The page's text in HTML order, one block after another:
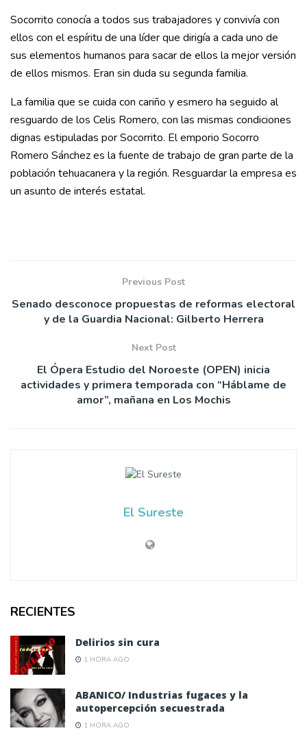
Socorrito conocía a todos sus trabajadores y convivía con
ellos con el espíritu de una líder que dirigía a cada uno de
sus elementos humanos para sacar de ellos la mejor versión
de ellos mismos. Eran sin duda su segunda familia.
La familia que se cuida con cariño y esmero ha seguido al
resguardo de los Celis Romero, con las mismas condiciones
dignas estipuladas por Socorrito. El emporio Socorro
Romero Sánchez es la fuente de trabajo de gran parte de la
población tehuacanera y la región. Resguardar la empresa es
un asunto de interés estatal.
Previous Post
Senado desconoce propuestas de reformas electoral
y de la Guardia Nacional: Gilberto Herrera
Next Post
El Ópera Estudio del Noroeste (OPEN) inicia
actividades y primera temporada con “Háblame de
amor”, mañana en Los Mochis
El Sureste
RECIENTES
Delirios sin cura
1 HORA AGO
ABANICO/ Industrias fugaces y la
autopercepción secuestrada
1 HORA AGO